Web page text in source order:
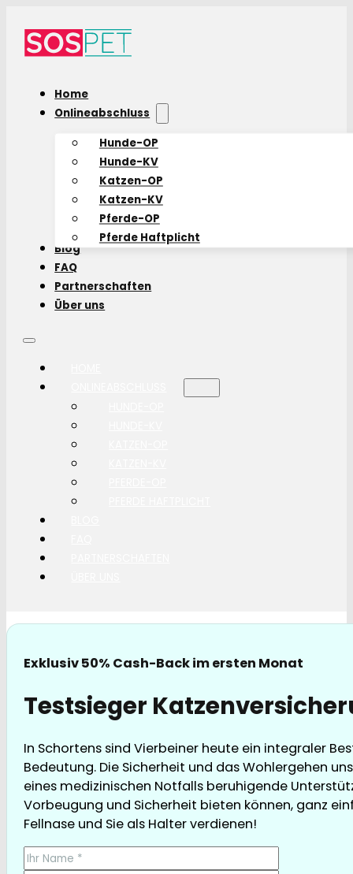
Home
Onlineabschluss
Hunde-OP
Hunde-KV
Katzen-OP
Katzen-KV
Pferde-OP
Pferde Haftplicht
Blog
FAQ
Partnerschaften
Über uns
Exklusiv 50% Cash-Back im ersten Monat
Testsieger
In Schortens sind Vierbeiner heute ein integraler
Bedeutung. Die Sicherheit und das Wohlergehen
eines medizinischen Notfalls beruhigende
Vorbeugung und Sicherheit bieten können, ganz
Fellnase und Sie als Halter verdienen!